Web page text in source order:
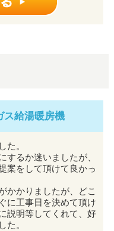
給湯暖房機
た。
するか迷いましたが、
案をして頂けて良かっ
かかりましたが、どこ
に工事日を決めて頂け
説明等してくれて、好
た。